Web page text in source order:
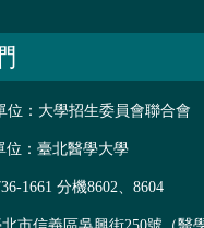
位：大學招生委員會聯合會
位：臺北醫學大學
1661 分機8602、8604